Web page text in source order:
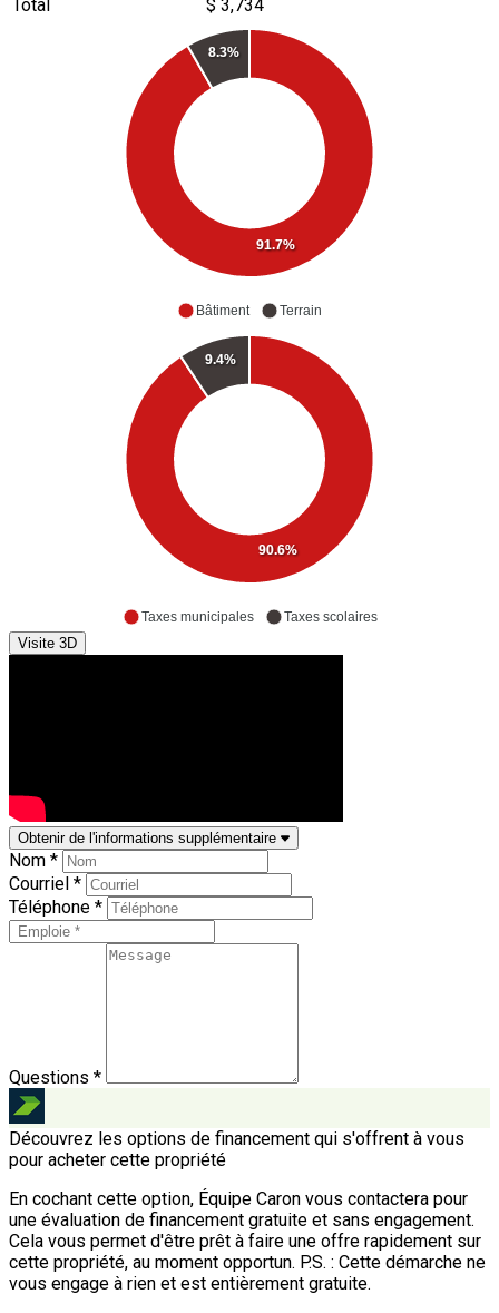
Total $ 3,734
91.7%
8.3%
Bâtiment Terrain
90.6%
9.4%
Taxes municipales Taxes scolaires
Visite 3D
Obtenir de l'informations supplémentaire
Nom *
Courriel *
Téléphone *
Questions *
Découvrez les options de financement qui s'offrent à vous
pour acheter cette propriété
En cochant cette option, Équipe Caron vous contactera pour
une évaluation de financement gratuite et sans engagement.
Cela vous permet d'être prêt à faire une offre rapidement sur
cette propriété, au moment opportun. P.S. : Cette démarche ne
vous engage à rien et est entièrement gratuite.